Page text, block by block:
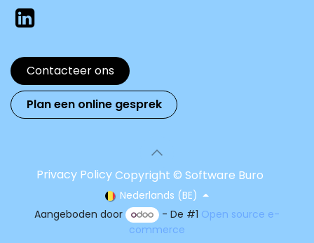
Contacteer ons
Plan een online gesprek
Privacy PolicyCopyright © Software Buro
Nederlands (BE)
Aangeboden door
- De #1 Open source e-
commerce